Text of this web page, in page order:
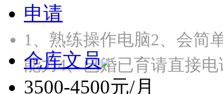
申请
1、熟练操作电脑2、会简
能力4、已婚已育请直接
仓库文员
3500-4500元/月